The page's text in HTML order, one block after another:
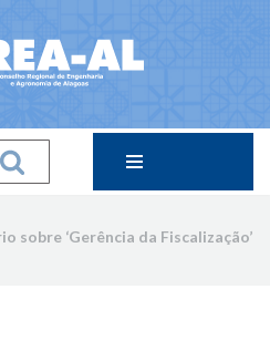
sobre ‘Gerência da Fiscalização’